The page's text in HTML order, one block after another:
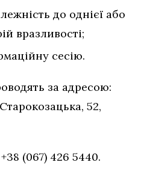
до однієї або
вразливості;
сесію.
за адресою:
52,
(067) 426 5440.